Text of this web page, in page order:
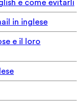
e come evitarli
in inglese
e il loro